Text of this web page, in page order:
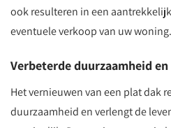
ook resulteren in een
eventuele verkoop van uw woning.
Verbeterde duurzaamheid
Het vernieuwen van een plat dak
duurzaamheid en verlengt de